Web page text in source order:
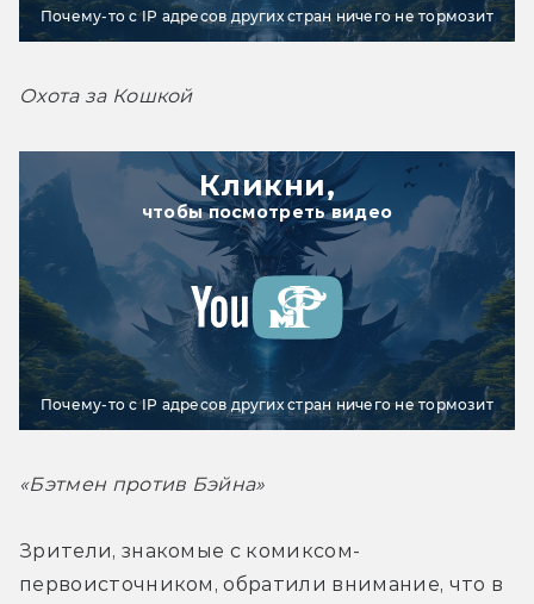
Почему-то с IP адресов других стран ничего не тормозит
Охота за Кошкой
Кликни,
чтобы посмотреть видео
Почему-то с IP адресов других стран ничего не тормозит
«Бэтмен против Бэйна»
Зрители, знакомые с комиксом-
первоисточником, обратили внимание, что в